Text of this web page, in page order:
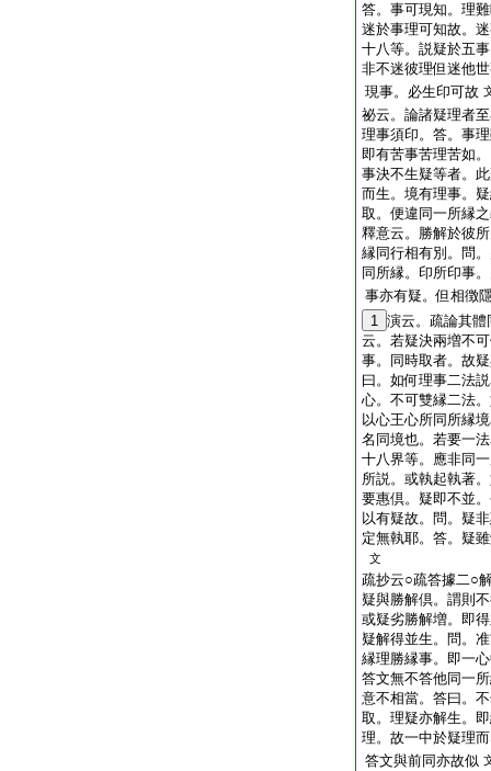
答。事可現知。理
迷於事理可知故。
十八等。説疑於五
非不迷彼理但迷他
現事。必生印可故
祕云。論諸疑理者
理事須印。答。事
即有苦事苦理苦如
事決不生疑等者。
而生。境有理事。
取。便違同一所縁
釋意云。勝解於彼
縁同行相有別。問
同所縁。印所印事
事亦有疑。但相徴
1 演云。疏論其
云。若疑決兩増不
事。同時取者。故
曰。如何理事二法
心。不可雙縁二法
以心王心所同所縁
名同境也。若要一
十八界等。應非同
所説。或執起執著
要惠倶。疑即不並
以有疑故。問。疑
定無執耶。答。疑
文
疏抄云○疏答據二○
疑與勝解倶。謂則
或疑劣勝解増。即
疑解得並生。問。
縁理勝縁事。即一
答文無不答他同一
意不相當。答曰。
取。理疑亦解生。
理。故一中於疑理
答文與前同亦故似